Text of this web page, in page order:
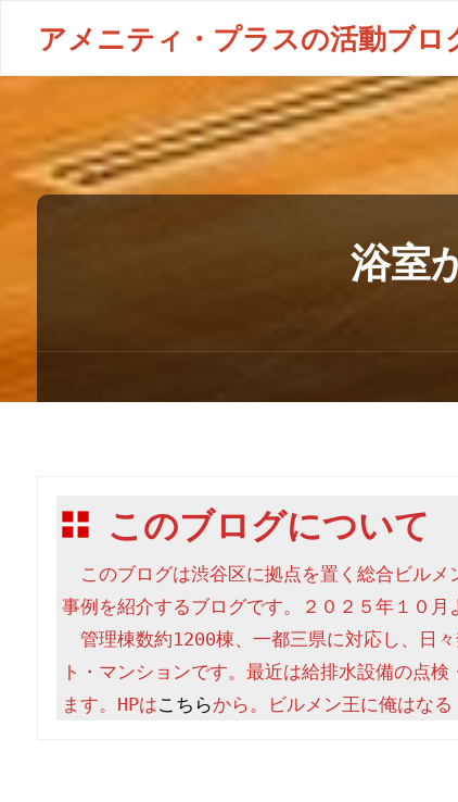
アメニティ・プラスの活動ブロ
浴室
このブログについて
このブログは渋谷区に拠点を置く総合ビルメ
事例を紹介するブログです。２０２５年１０
管理棟数約1200棟、一都三県に対応し、日
ト・マンションです。最近は給排水設備の点
ます。HPはこちらから。ビルメン王に俺はなる